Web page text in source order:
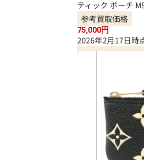
ティック ポーチ
参考買取価格
75,000円
2026年2月17日時